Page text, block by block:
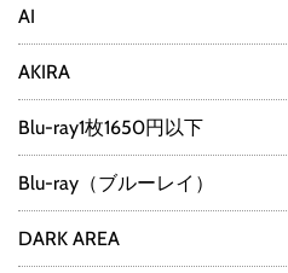
AI
AKIRA
Blu-ray1枚1650円以下
Blu-ray（ブルーレイ）
DARK AREA